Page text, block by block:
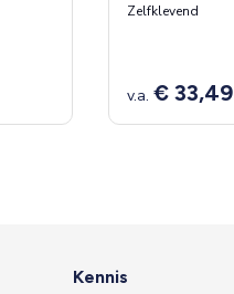
Zelfklevend
v.a. € 33,49
Kennis